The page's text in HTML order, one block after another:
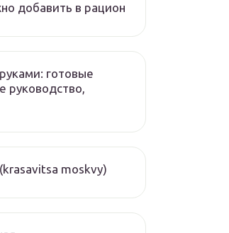
добавить в рацион
готовые
руководство,
moskvy)